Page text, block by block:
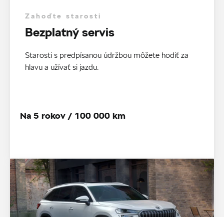
Zahoďte starosti
Bezplatný servis
Starosti s predpísanou údržbou môžete hodiť za
hlavu a užívať si jazdu.
Na 5 rokov / 100 000 km